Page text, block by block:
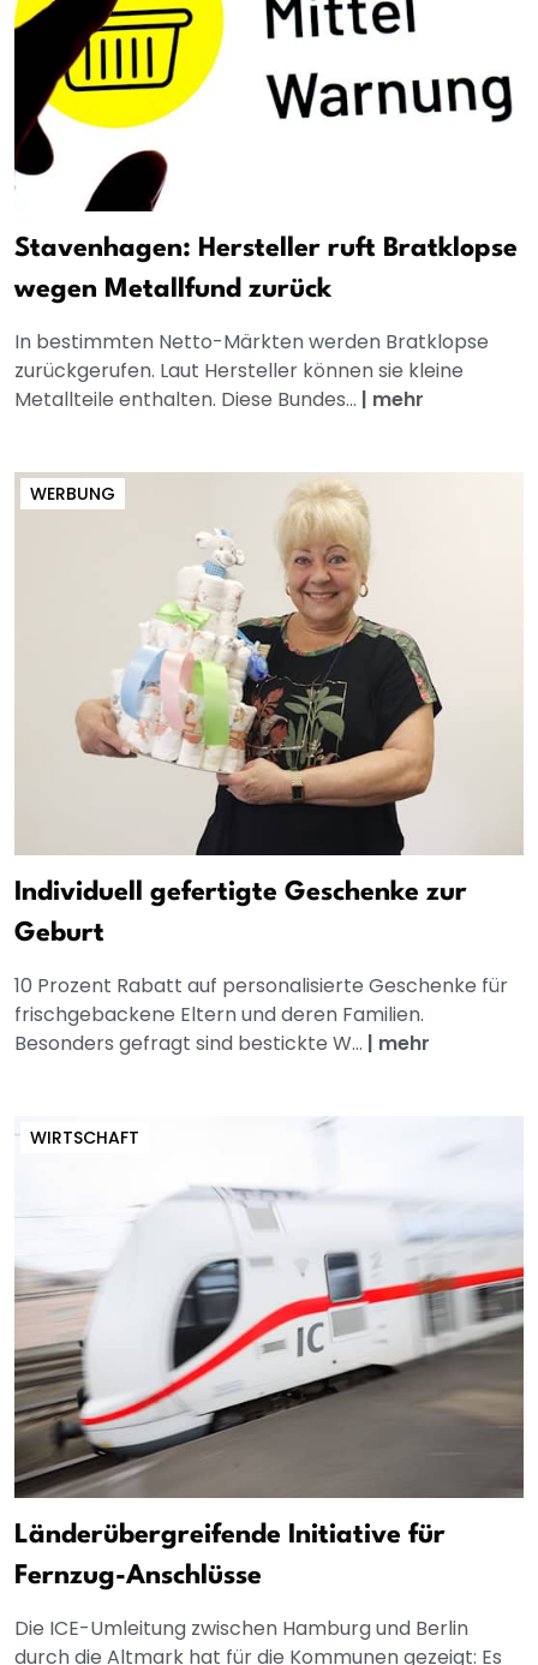
Stavenhagen: Hersteller ruft Bratklopse
wegen Metallfund zurück
In bestimmten Netto-Märkten werden Bratklopse
zurückgerufen. Laut Hersteller können sie kleine
Metallteile enthalten. Diese Bundes... | mehr
WERBUNG
Individuell gefertigte Geschenke zur
Geburt
10 Prozent Rabatt auf personalisierte Geschenke für
frischgebackene Eltern und deren Familien.
Besonders gefragt sind bestickte W... | mehr
WIRTSCHAFT
Länderübergreifende Initiative für
Fernzug-Anschlüsse
Die ICE-Umleitung zwischen Hamburg und Berlin
durch die Altmark hat für die Kommunen gezeigt: Es